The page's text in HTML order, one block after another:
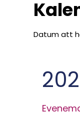
Datum att